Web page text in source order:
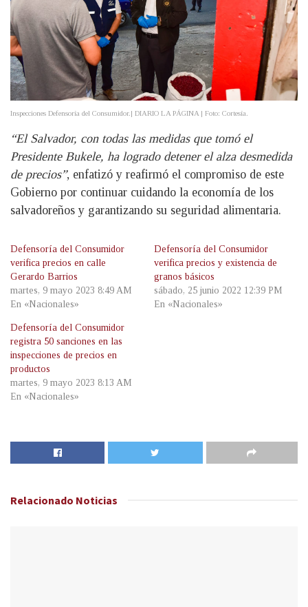
Inspecciones Defensoría del Consumidor.| DIARIO LA PÁGINA | Foto: Cortesía.
“El Salvador, con todas las medidas que tomó el
Presidente Bukele, ha logrado detener el alza desmedida
de precios”, enfatizó y reafirmó el compromiso de este
Gobierno por continuar cuidando la economía de los
salvadoreños y garantizando su seguridad alimentaria.
Defensoría del Consumidor
verifica precios en calle
Gerardo Barrios
martes, 9 mayo 2023 8:49 AM
En «Nacionales»
Defensoría del Consumidor
verifica precios y existencia de
granos básicos
sábado, 25 junio 2022 12:39 PM
En «Nacionales»
Defensoría del Consumidor
registra 50 sanciones en las
inspecciones de precios en
productos
martes, 9 mayo 2023 8:13 AM
En «Nacionales»
Relacionado Noticias